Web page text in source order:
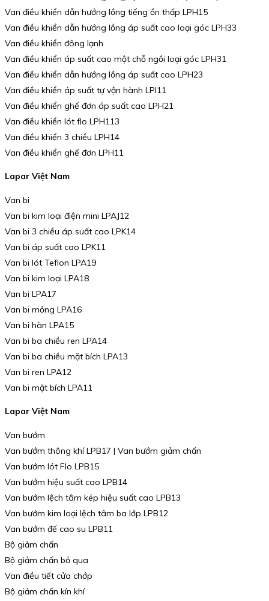
Van điều khiển dẫn hướng lồng tiếng ồn thấp LPH15
Van điều khiển dẫn hướng lồng áp suất cao loại góc LPH33
Van điều khiển đông lạnh
Van điều khiển áp suất cao một chỗ ngồi loại góc LPH31
Van điều khiển dẫn hướng lồng áp suất cao LPH23
Van điều khiển áp suất tự vận hành LPI11
Van điều khiển ghế đơn áp suất cao LPH21
Van điều khiển lót flo LPH113
Van điều khiển 3 chiều LPH14
Van điều khiển ghế đơn LPH11
Lapar Việt Nam
Van bi
Van bi kim loại điện mini LPAJ12
Van bi 3 chiều áp suất cao LPK14
Van bi áp suất cao LPK11
Van bi lót Teflon LPA19
Van bi kim loại LPA18
Van bi LPA17
Van bi mỏng LPA16
Van bi hàn LPA15
Van bi ba chiều ren LPA14
Van bi ba chiều mặt bích LPA13
Van bi ren LPA12
Van bi mặt bích LPA11
Lapar Việt Nam
Van bướm
Van bướm thông khí LPB17 | Van bướm giảm chấn
Van bướm lót Flo LPB15
Van bướm hiệu suất cao LPB14
Van bướm lệch tâm kép hiệu suất cao LPB13
Van bướm kim loại lệch tâm ba lớp LPB12
Van bướm đế cao su LPB11
Bộ giảm chấn
Bộ giảm chấn bỏ qua
Van điều tiết cửa chớp
Bộ giảm chấn kín khí